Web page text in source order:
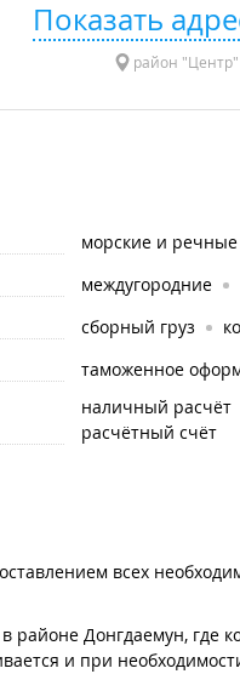
Показать
район "Центр"
морские и речные
междугородние
сборный груз
таможенное
наличный расчёт
расчётный счёт
всех
районе Донгдаемун, где
и при